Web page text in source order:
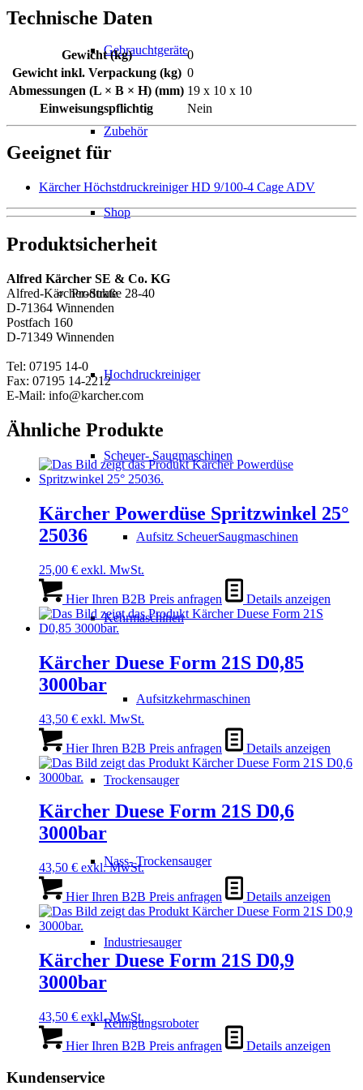
Gebrauchtgeräte
Zubehör
Shop
Produkte
Hochdruckreiniger
Scheuer- Saugmaschinen
Aufsitz ScheuerSaugmaschinen
Kehrmaschinen
Aufsitzkehrmaschinen
Trockensauger
Nass- Trockensauger
Industriesauger
Reinigungsroboter
Technische Daten
Gewicht (kg)
0
Gewicht inkl. Verpackung (kg) 0
Abmessungen (L × B × H) (mm) 19 x 10 x 10
Einweisungspflichtig
Nein
Geeignet für
Kärcher Höchstdruckreiniger HD 9/100-4 Cage ADV
Produktsicherheit
Alfred Kärcher SE & Co. KG
Alfred-Kärcher-Straße 28-40
D-71364 Winnenden
Postfach 160
D-71349 Winnenden
Tel: 07195 14-0
Fax: 07195 14-2212
E-Mail: info@karcher.com
Ähnliche Produkte
Kärcher Powerdüse Spritzwinkel 25°
25036
25,00 € exkl. MwSt.
Hier Ihren B2B Preis anfragen Details anzeigen
Kärcher Duese Form 21S D0,85
3000bar
43,50 € exkl. MwSt.
Hier Ihren B2B Preis anfragen Details anzeigen
Kärcher Duese Form 21S D0,6
3000bar
43,50 € exkl. MwSt.
Hier Ihren B2B Preis anfragen Details anzeigen
Kärcher Duese Form 21S D0,9
3000bar
43,50 € exkl. MwSt.
Hier Ihren B2B Preis anfragen Details anzeigen
Kundenservice